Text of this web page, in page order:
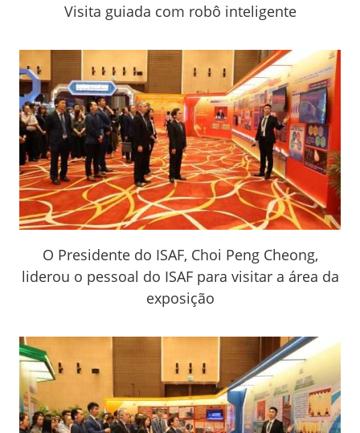
Visita guiada com robô inteligente
O Presidente do ISAF, Choi Peng Cheong,
liderou o pessoal do ISAF para visitar a área da
exposição